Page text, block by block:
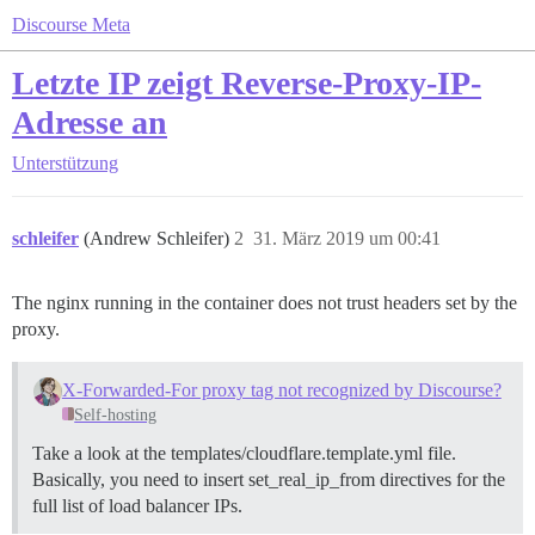
Discourse Meta
Letzte IP zeigt Reverse-Proxy-IP-
Adresse an
Unterstützung
schleifer (Andrew Schleifer) 31. März 2019 um 00:41
2
The nginx running in the container does not trust headers set by the
proxy.
X-Forwarded-For proxy tag not recognized by Discourse?
Self-hosting
Take a look at the templates/cloudflare.template.yml file.
Basically, you need to insert set_real_ip_from directives for the
full list of load balancer IPs.